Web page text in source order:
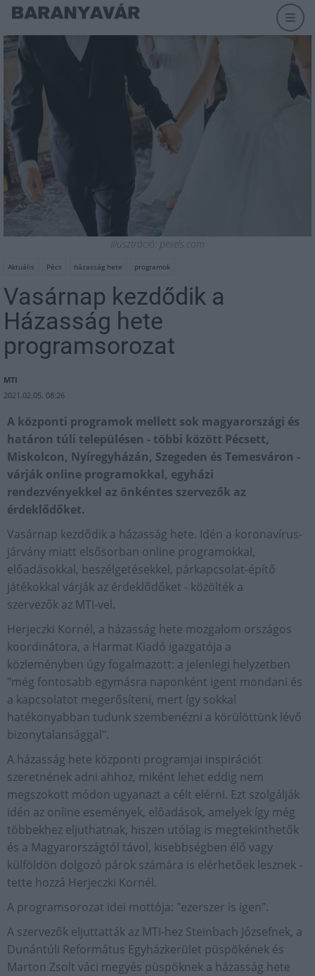
Illusztráció: pexels.com
Aktuális Pécs házasság hete programok
Vasárnap kezdődik a
Házasság hete
programsorozat
MTI
2021.02.05. 08:26
A központi programok mellett sok magyarországi és
határon túli településen - többi között Pécsett,
Miskolcon, Nyíregyházán, Szegeden és Temesváron -
várják online programokkal, egyházi
rendezvényekkel az önkéntes szervezők az
érdeklődőket.
Vasárnap kezdődik a házasság hete. Idén a koronavírus-
járvány miatt elsősorban online programokkal,
előadásokkal, beszélgetésekkel, párkapcsolat-építő
játékokkal várják az érdeklődőket - közölték a
szervezők az MTI-vel.
Herjeczki Kornél, a házasság hete mozgalom országos
koordinátora, a Harmat Kiadó igazgatója a
közleményben úgy fogalmazott: a jelenlegi helyzetben
"még fontosabb egymásra naponként igent mondani és
a kapcsolatot megerősíteni, mert így sokkal
hatékonyabban tudunk szembenézni a körülöttünk lévő
bizonytalansággal".
A házasság hete központi programjai inspirációt
szeretnének adni ahhoz, miként lehet eddig nem
megszokott módon ugyanazt a célt elérni. Ezt szolgálják
idén az online események, előadások, amelyek így még
többekhez eljuthatnak, hiszen utólag is megtekinthetők
és a Magyarországtól távol, kisebbségben élő vagy
külföldön dolgozó párok számára is elérhetőek lesznek -
tette hozzá Herjeczki Kornél.
A programsorozat idei mottója: "ezerszer is igen".
A szervezők eljuttatták az MTI-hez Steinbach Józsefnek, a
Dunántúli Református Egyházkerület püspökének és
Marton Zsolt váci megyés püspöknek a házasság hete